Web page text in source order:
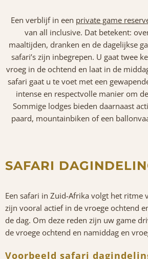
Een verblijf in een private game
van all inclusive. Dat betekent:
maaltijden, dranken en de dagelijkse
safari’s zijn inbegrepen. U gaat twee
vroeg in de ochtend en laat in de
safari gaat u te voet met een
intense en respectvolle manier om
Sommige lodges bieden daarnaast
paard, mountainbiken of een
SAFARI
Een safari in Zuid-Afrika volgt het ritme
zijn vooral actief in de vroege ochtend
de dag. Om deze reden zijn uw game
de vroege ochtend en namiddag en
Voorbeeld safari